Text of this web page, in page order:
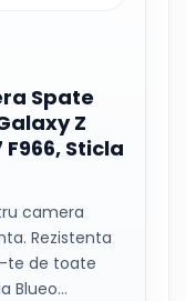
Spate
Z
F966, Sticla
camera
Rezistenta
te de toate
Blueo…